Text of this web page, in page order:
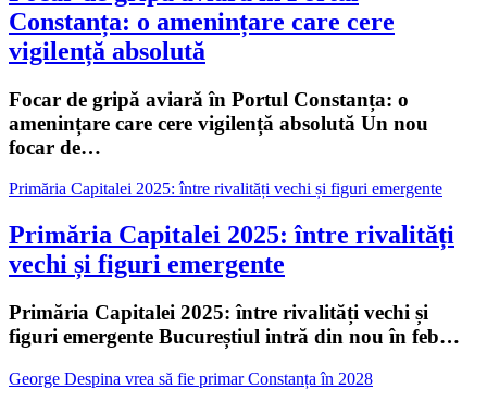
Constanța: o amenințare care cere
vigilență absolută
Focar de gripă aviară în Portul Constanța: o
amenințare care cere vigilență absolută Un nou
focar de…
Primăria Capitalei 2025: între rivalități vechi și figuri emergente
Primăria Capitalei 2025: între rivalități
vechi și figuri emergente
Primăria Capitalei 2025: între rivalități vechi și
figuri emergente Bucureștiul intră din nou în feb…
George Despina vrea să fie primar Constanța în 2028